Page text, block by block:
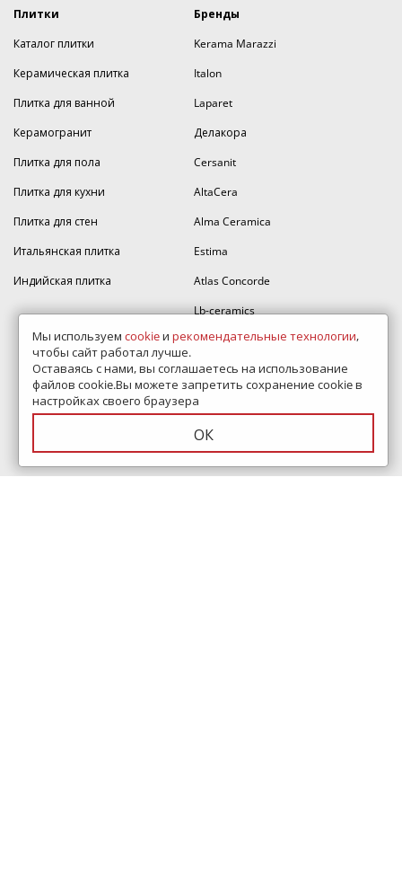
Плитки
Каталог плитки
Керамическая плитка
Плитка для ванной
Керамогранит
Плитка для пола
Плитка для кухни
Плитка для стен
Итальянская плитка
Индийская плитка
Бренды
Kerama Marazzi
Italon
Laparet
Делакора
Cersanit
AltaCera
Alma Ceramica
Estima
Atlas Concorde
Lb-ceramics
Керамин
Velsaa
Vitra
Mainzu
Мы используем cookieи рекомендательные технологии,
чтобы сайт работал лучше.
Оставаясь с нами, вы соглашаетесь на использование
файлов cookie.Вы можете запретить сохранение cookie в
настройках своего браузера
ОК